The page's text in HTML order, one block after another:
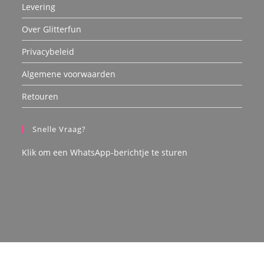
Levering
Over Glitterfun
Privacybeleid
Algemene voorwaarden
Retouren
Snelle Vraag?
Klik om een WhatsApp-berichtje te sturen